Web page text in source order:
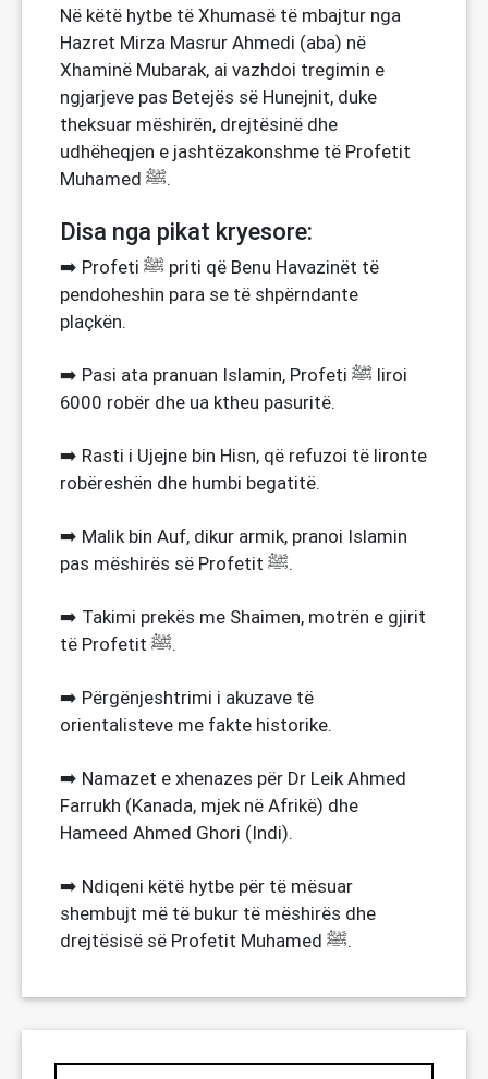
Në këtë hytbe të Xhumasë të mbajtur nga
Hazret Mirza Masrur Ahmedi (aba) në
Xhaminë Mubarak, ai vazhdoi tregimin e
ngjarjeve pas Betejës së Hunejnit, duke
theksuar mëshirën, drejtësinë dhe
udhëheqjen e jashtëzakonshme të Profetit
Muhamed ﷺ.
Disa nga pikat kryesore:
➡️ Profeti ﷺ priti që Benu Havazinët të
pendoheshin para se të shpërndante
plaçkën.
➡️ Pasi ata pranuan Islamin, Profeti ﷺ liroi
6000 robër dhe ua ktheu pasuritë.
➡️ Rasti i Ujejne bin Hisn, që refuzoi të lironte
robëreshën dhe humbi begatitë.
➡️ Malik bin Auf, dikur armik, pranoi Islamin
pas mëshirës së Profetit ﷺ.
➡️ Takimi prekës me Shaimen, motrën e gjirit
të Profetit ﷺ.
➡️ Përgënjeshtrimi i akuzave të
orientalisteve me fakte historike.
➡️ Namazet e xhenazes për Dr Leik Ahmed
Farrukh (Kanada, mjek në Afrikë) dhe
Hameed Ahmed Ghori (Indi).
➡️ Ndiqeni këtë hytbe për të mësuar
shembujt më të bukur të mëshirës dhe
drejtësisë së Profetit Muhamed ﷺ.